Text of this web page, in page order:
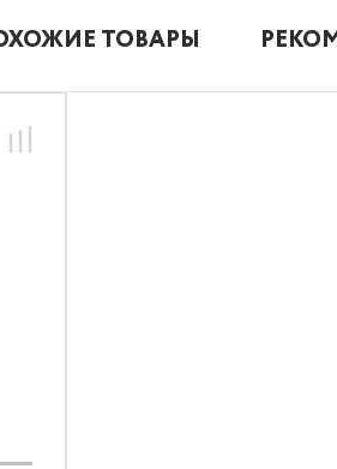
ТОВАРЫ